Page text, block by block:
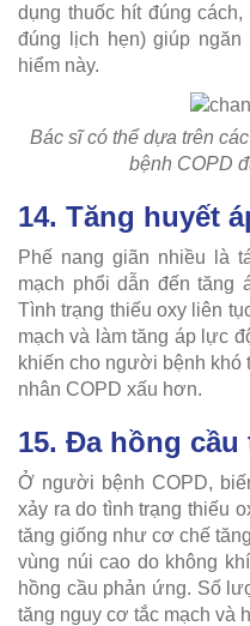
dụng thuốc hít đúng
đúng lịch hẹn) giúp
hiểm này.
Bác sĩ có thể dựa trên
bệnh COPD
14. Tăng huyết
Phế nang giãn nhiều là
mạch phổi dẫn đến tăng
Tình trạng thiếu oxy liên
mạch và làm tăng áp lực
khiến cho người bệnh
nhân COPD xấu hơn.
15. Đa hồng
Ở người bệnh COPD,
xảy ra do tình trạng thiếu
tăng giống như cơ chế
vùng núi cao do không
hồng cầu phản ứng. Số
tăng nguy cơ tắc mạch và